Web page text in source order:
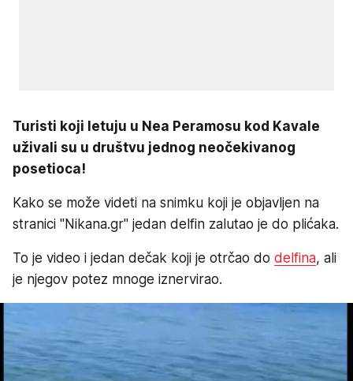
Turisti koji letuju u Nea Peramosu kod Kavale
uživali su u društvu jednog neočekivanog
posetioca!
Kako se može videti na snimku koji je objavljen na
stranici "Nikana.gr" jedan delfin zalutao je do plićaka.
To je video i jedan dečak koji je otrčao do delfina, ali
je njegov potez mnoge iznervirao.